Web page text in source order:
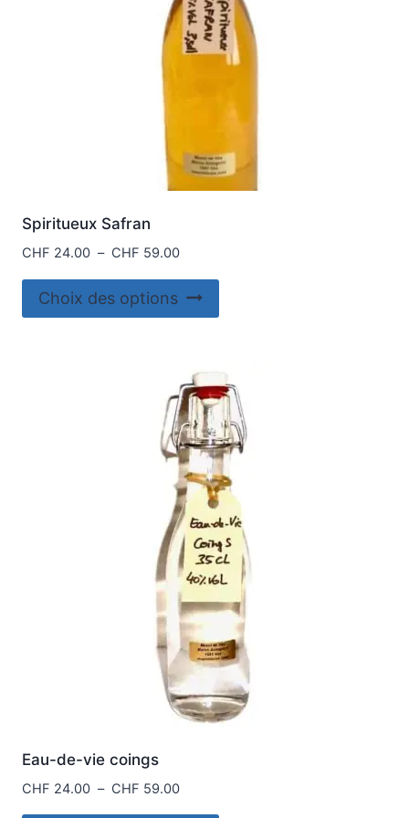
Spiritueux Safran
CHF 24.00 – CHF 59.00Plage
prix :
CHF 24.00
Choix des options
produit
variations.
Les
options
peuvent
être
choisies
sur
la
page
du
produit
Eau-de-vie coings
CHF 24.00 – CHF 59.00Plage